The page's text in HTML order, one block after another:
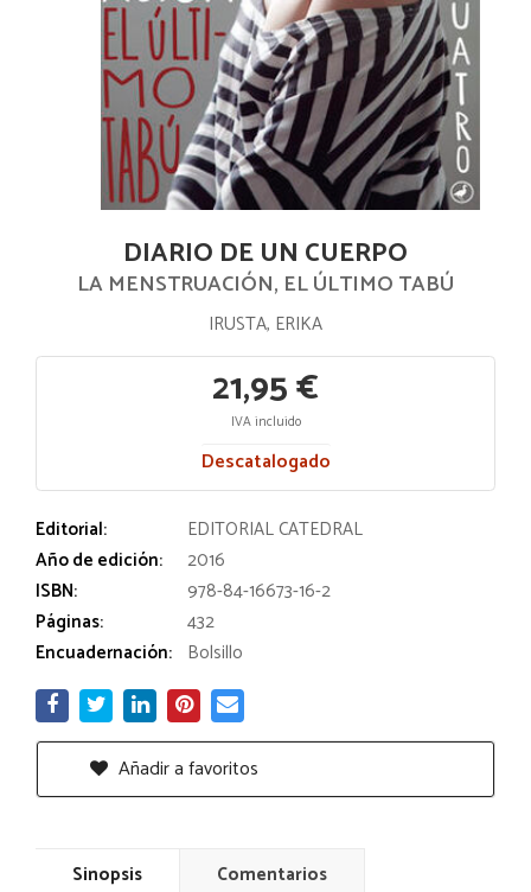
DIARIO DE UN CUERPO
LA MENSTRUACIÓN, EL ÚLTIMO TABÚ
IRUSTA, ERIKA
21,95 €
IVA incluido
Descatalogado
Editorial:
EDITORIAL CATEDRAL
Año de edición:
2016
ISBN:
978-84-16673-16-2
Páginas:
432
Encuadernación: Bolsillo
Añadir a favoritos
Sinopsis Comentarios